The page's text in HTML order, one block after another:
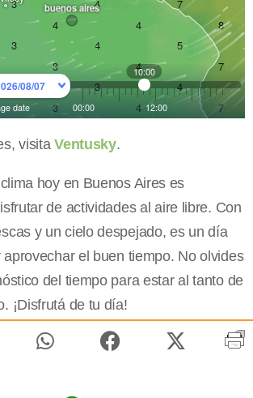
visitaVentusky.
hoy en Buenos Aires es
de actividades al aire libre. Con
y un cielo despejado, es un día
aprovechar el buen tiempo. No olvides
del tiempo para estar al tanto de
¡Disfrutá de tu día!